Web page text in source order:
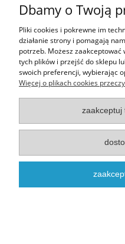
Realizacja - onisoft.pl
pokaż
Dbamy o Twoją
Pliki cookies i pokrewne im
działanie strony i pomagają
potrzeb. Możesz
tych plików i przejść do sklepu
swoich preferencji, wybierając
Więcej o plikach cookies
zaakceptuj